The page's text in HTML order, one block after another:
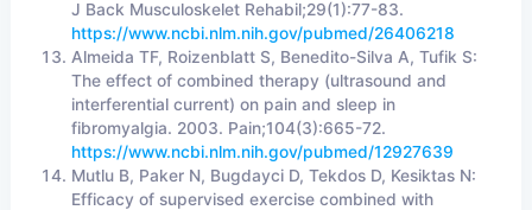
J Back Musculoskelet Rehabil;29(1):77-83.
https://www.ncbi.nlm.nih.gov/pubmed/26406218
Almeida TF, Roizenblatt S, Benedito-Silva A, Tufik S:
The effect of combined therapy (ultrasound and
interferential current) on pain and sleep in
fibromyalgia. 2003. Pain;104(3):665-72.
https://www.ncbi.nlm.nih.gov/pubmed/12927639
Mutlu B, Paker N, Bugdayci D, Tekdos D, Kesiktas N:
Efficacy of supervised exercise combined with